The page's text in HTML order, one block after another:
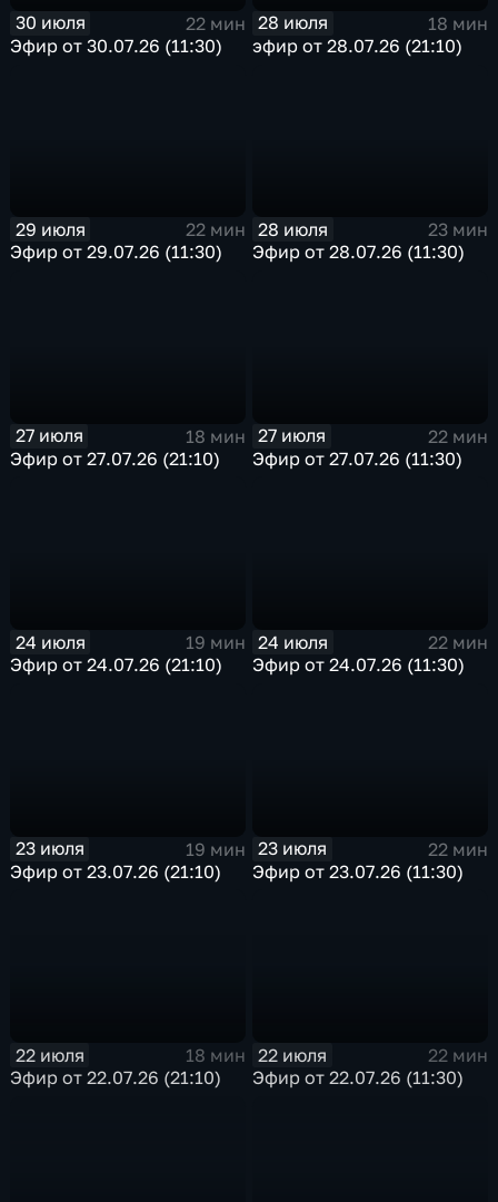
30 июля
22 мин
Эфир от 30.07.26 (11:30)
28 июля
18 мин
эфир от 28.07.26 (21:10)
29 июля
22 мин
Эфир от 29.07.26 (11:30)
28 июля
23 мин
Эфир от 28.07.26 (11:30)
27 июля
18 мин
Эфир от 27.07.26 (21:10)
27 июля
22 мин
Эфир от 27.07.26 (11:30)
24 июля
19 мин
Эфир от 24.07.26 (21:10)
24 июля
22 мин
Эфир от 24.07.26 (11:30)
23 июля
19 мин
Эфир от 23.07.26 (21:10)
23 июля
22 мин
Эфир от 23.07.26 (11:30)
22 июля
18 мин
Эфир от 22.07.26 (21:10)
22 июля
22 мин
Эфир от 22.07.26 (11:30)